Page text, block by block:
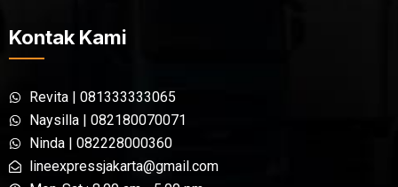
Kontak Kami
Revita | 081333333065
Naysilla | 082180070071
Ninda | 082228000360
lineexpressjakarta@gmail.com